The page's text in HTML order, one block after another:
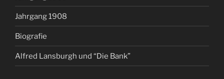
Jahrgang 1908
Biografie
Alfred Lansburgh und “Die Bank”